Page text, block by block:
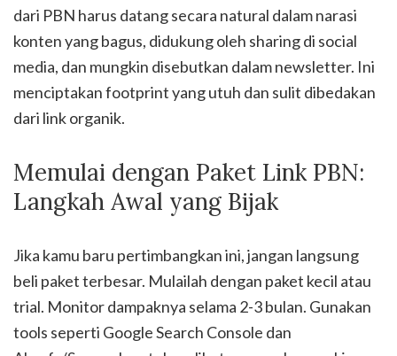
dari PBN harus datang secara natural dalam narasi
konten yang bagus, didukung oleh sharing di social
media, dan mungkin disebutkan dalam newsletter. Ini
menciptakan footprint yang utuh dan sulit dibedakan
dari link organik.
Memulai dengan Paket Link PBN:
Langkah Awal yang Bijak
Jika kamu baru pertimbangkan ini, jangan langsung
beli paket terbesar. Mulailah dengan paket kecil atau
trial. Monitor dampaknya selama 2-3 bulan. Gunakan
tools seperti Google Search Console dan